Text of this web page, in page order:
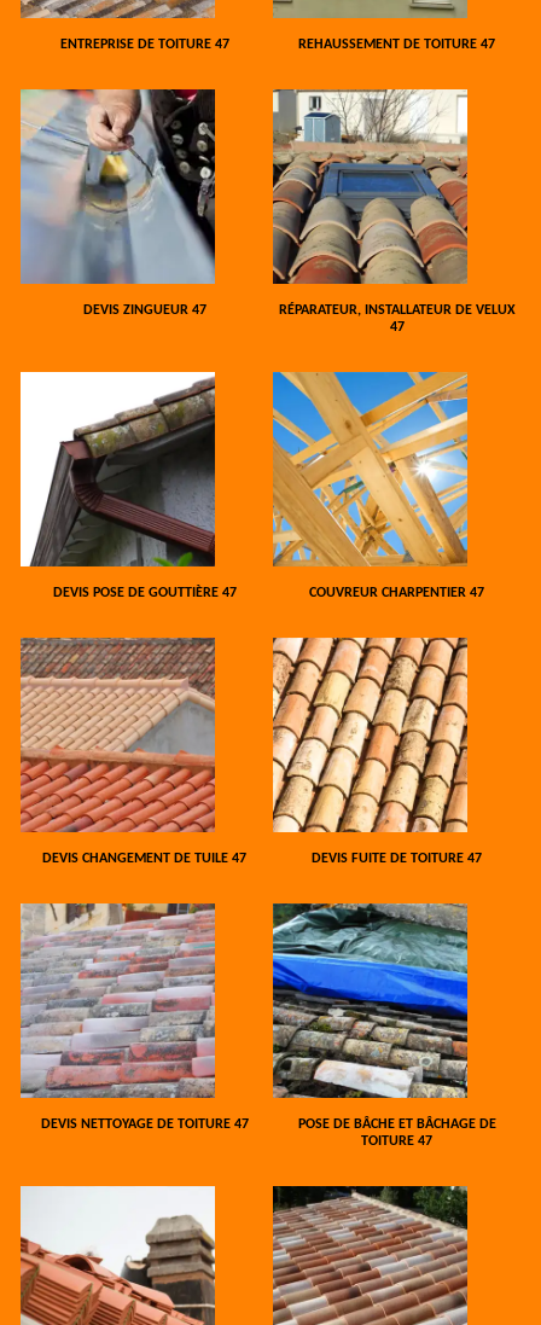
ENTREPRISE DE TOITURE 47 REHAUSSEMENT DE TOITURE 47
DEVIS ZINGUEUR 47
RÉPARATEUR, INSTALLATEUR DE VELUX
47
DEVIS POSE DE GOUTTIÈRE 47 COUVREUR CHARPENTIER 47
DEVIS CHANGEMENT DE TUILE 47 DEVIS FUITE DE TOITURE 47
DEVIS NETTOYAGE DE TOITURE 47
POSE DE BÂCHE ET BÂCHAGE DE
TOITURE 47